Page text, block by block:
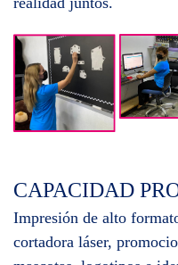
CAPACIDAD
Impresión de alto
cortadora láser,